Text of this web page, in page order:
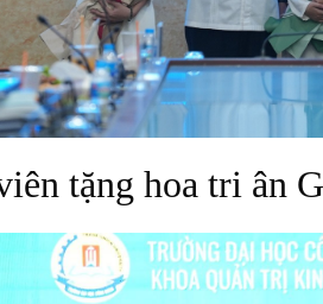
tặng hoa tri ân